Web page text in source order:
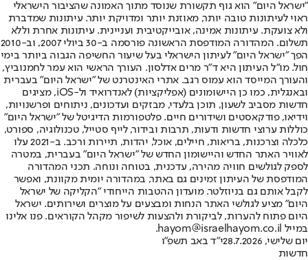
"ישראל היום" הוא גוף תקשורת שנוסד מתוך האמונה שהציבור הישראלי
ראוי לעיתונות טובה יותר, מאוזנת יותר ומדויקת יותר. עיתונות שמדברת
ולא צועקת. עיתונות אמינה, אובייקטיבית ועניינית. עיתונות אחרת וללא
תשלום. המהדורה המודפסת הראשונה פורסמה ב-30 ביולי 2007, וב-2010
הפך "ישראל היום" לעיתון הישראלי בעל שיעור החשיפה הגבוה ביותר בימי
חול. מו"ל העיתון היא ד"ר מרים אדלסון. העורך הראשי הוא עמר לחמנוביץ,
והעורך המייסד הוא עמוס רגב. אתרי האינטרנט של "ישראל היום" בעברית
ובאנגלית, כמו כן היישומונים (אפליקציות) לאנדרואיד ול-iOS, מציגים
חדשות מסביב לשעון, תוכן בלעדי, מבזקים ועדכונים, ניתוחים ופרשנויות,
וידיאו, פודקאסטים ושידורים חיים. פלטפורמות הדיגיטל של "ישראל היום"
כוללות ערוצי חדשות ודעות, תרבות ובידור, לייף סטייל, טכנולוגיה, ספורט,
כלכלה וצרכנות, בריאות, חיילים, אוכל, יהדות, תיירות ורכב. ב-2021 עלו
לאוויר האתר החדש והיישומון החדש של "ישראל היום" בעברית, במטרה
לספק לגולשים חוויה מהירה, עדכנית, בטוחה ונוחה. תכני המהדורה
המודפסת של העיתון זמינים גם באתר, במהדורה יומית מקוונת, ואפשר
לקבל אותם גם בניוזלטר. מועדון ההטבות הייחודי "הקליקה של ישראל
היום" מציע לגולשי האתר הנחות ומבצעים על מוצרים ושירותים. ישראל
היום פתוח להערות, לביקורת ולהצעות לשיפור מקהל הקוראים. פנו אלינו
במייל hayom@israelhayom.co.il.
יום שלישי, 28.7.2026
י"ד באב תשפ"ו
חדשות